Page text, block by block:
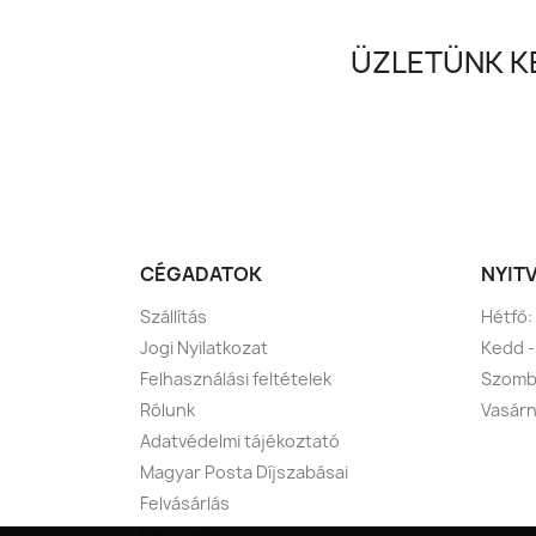
ÜZLETÜNK
CÉGADATOK
Szállítás
Jogi Nyilatkozat
Felhasználási feltételek
Rólunk
Adatvédelmi tájékoztató
Magyar Posta Díjszabásai
Felvásárlás
Hétfő:
Kedd